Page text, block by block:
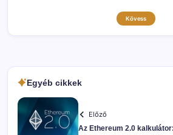
Kövess
Egyéb cikkek
Előző
Az Ethereum 2.0